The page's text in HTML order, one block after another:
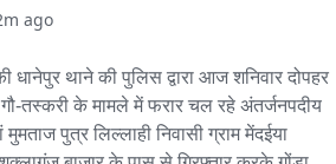
ago
थाने की पुलिस द्वारा आज शनिवार दोपहर
तस्करी के मामले में फरार चल रहे अंतर्जनपदीय
पुत्र लिल्लाही निवासी ग्राम मेंदईया